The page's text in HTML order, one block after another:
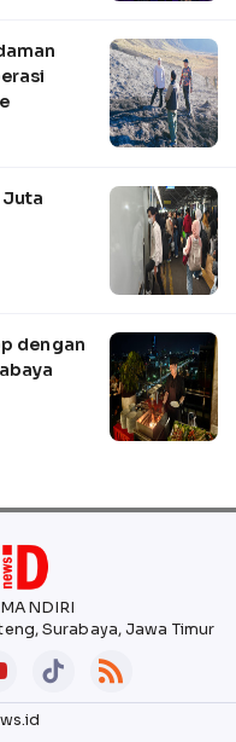
Juta
dengan
Surabaya, Jawa Timur